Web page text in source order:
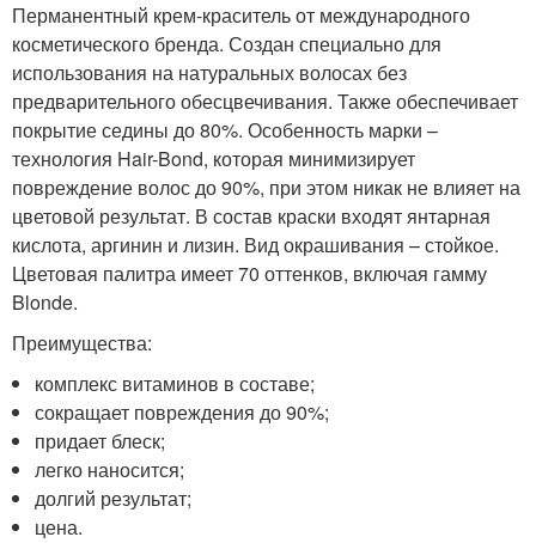
Перманентный крем-краситель от международного
косметического бренда. Создан специально для
использования на натуральных волосах без
предварительного обесцвечивания. Также обеспечивает
покрытие седины до 80%. Особенность марки –
технология Hair-Bond, которая минимизирует
повреждение волос до 90%, при этом никак не влияет на
цветовой результат. В состав краски входят янтарная
кислота, аргинин и лизин. Вид окрашивания – стойкое.
Цветовая палитра имеет 70 оттенков, включая гамму
Blonde.
Преимущества:
комплекс витаминов в составе;
сокращает повреждения до 90%;
придает блеск;
легко наносится;
долгий результат;
цена.